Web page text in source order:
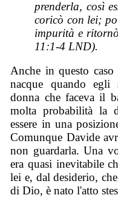
prenderla, così
coricò con lei;
impurità e
11:1-4 LND).
Anche in questo
nacque quando egli
donna che faceva il
molta probabilità la
essere in una
Comunque Davide
non guardarla. Una
era quasi inevitabile
lei e, dal desiderio,
di Dio, è nato l'atto